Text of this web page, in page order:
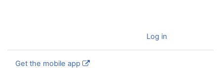
Log in
Get the mobile app